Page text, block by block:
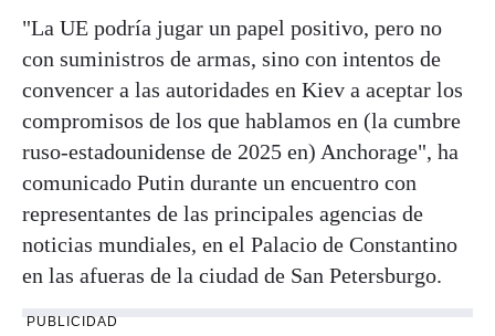
"La UE podría jugar un papel positivo, pero no
con suministros de armas, sino con intentos de
convencer a las autoridades en Kiev a aceptar los
compromisos de los que hablamos en (la cumbre
ruso-estadounidense de 2025 en) Anchorage", ha
comunicado Putin durante un encuentro con
representantes de las principales agencias de
noticias mundiales, en el Palacio de Constantino
en las afueras de la ciudad de San Petersburgo.
PUBLICIDAD